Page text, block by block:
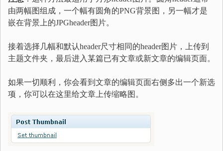
由两幅图组成，一个幅有圆角的PNG背景图，另一幅才是
嵌在背景上的JPGheader图片。
接着选择几幅和默认header尺寸相同的header图片，上传到
主题文件夹，最后进入某篇已有文章或新文章的编辑页面。
如果一切顺利，你会看到文章的编辑页面右侧多出一个新选
项，你可以在这里给文章上传缩略图。